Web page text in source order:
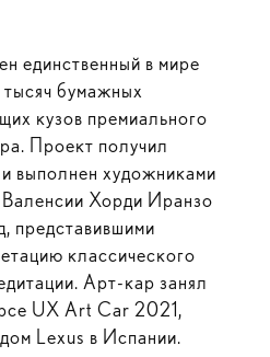
единственный в мире
бумажных
кузов премиального
Проект получил
выполнен художниками
Хорди Иранзо
представившими
классического
Арт-кар занял
UX Art Car 2021,
Lexus в Испании.